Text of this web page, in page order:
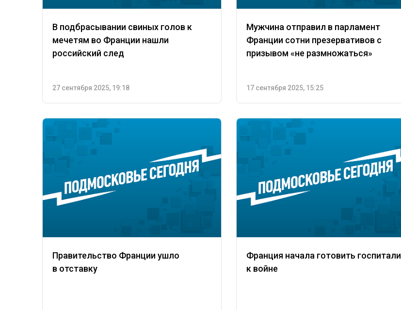
В подбрасывании свиных голов к
мечетям во Франции нашли
российский след
27 сентября 2025, 19:18
Мужчина отправил в парламент
Франции сотни презервативов с
призывом «не размножаться»
17 сентября 2025, 15:25
Правительство Франции ушло
в отставку
Франция начала готовить госпитали
к войне